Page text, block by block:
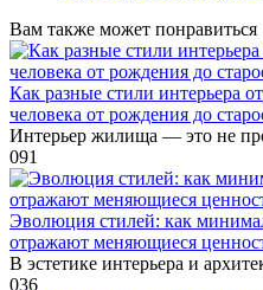
Вам также может понравиться
Как разные стили интерьера
человека от рождения до
Интерьер жилища — это не
091
Эволюция стилей: как
отражают меняющиеся
В эстетике интерьера и
036